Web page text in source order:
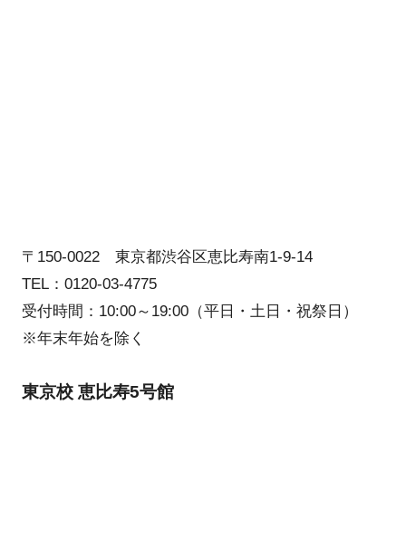
〒150-0022 東京都渋谷区恵比寿南1-9-14
TEL：0120-03-4775
受付時間：10:00～19:00（平日・土日・祝祭日）
※年末年始を除く
東京校 恵比寿5号館